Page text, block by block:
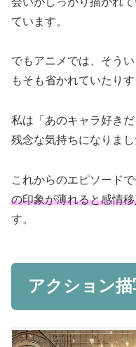
ています。
でもアニメでは、そう
もそも省かれていたりす
私は「あのキャラ好き
残念な気持ちになりまし
これからのエピソード
の印象が薄れると感情
す。
アクション